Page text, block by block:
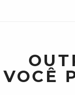
VOCÊ